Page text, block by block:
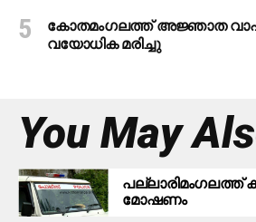
കോതമംഗലത്ത് അജ്ഞാത
വയോധിക മരിച്ചു
You May
പ​ല്ലാ​രി​മം​ഗ​ല​ത്ത്
മോ​ഷ​ണം